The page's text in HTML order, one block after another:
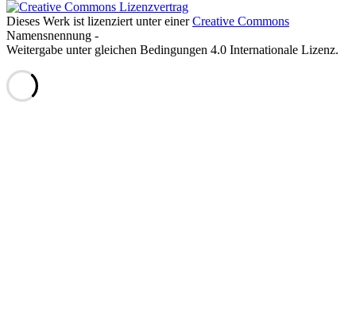
Dieses Werk ist lizenziert unter einerCreative Commons
Namensnennung -
Weitergabe unter gleichen Bedingungen 4.0 Internationale Lizenz.